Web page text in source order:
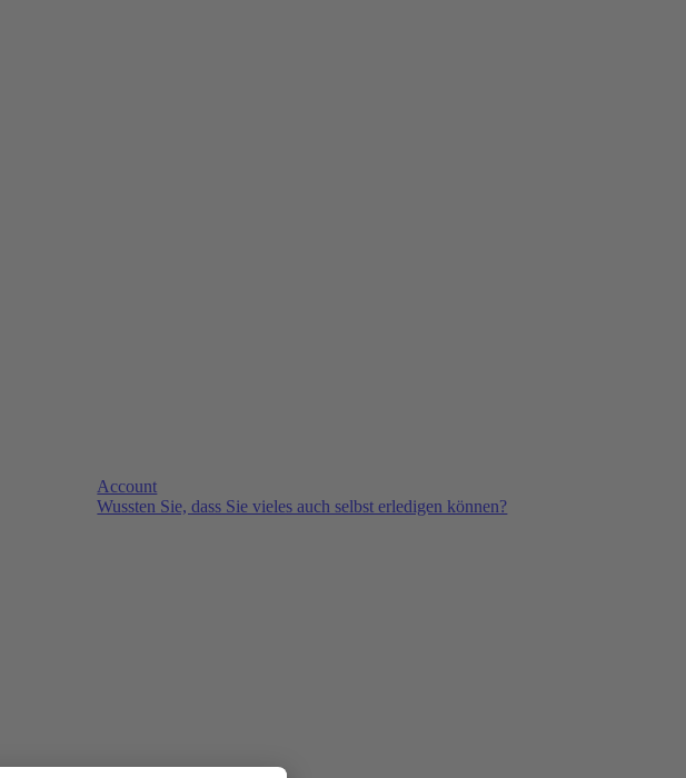
Account
Wussten Sie, dass Sie vieles auch selbst erledigen können?